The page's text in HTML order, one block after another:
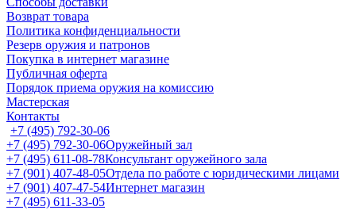
Возврат товара
Политика конфиденциальности
Резерв оружия и патронов
Покупка в интернет магазине
Публичная оферта
Порядок приема оружия на комиссию
Мастерская
Контакты
+7 (495) 792-30-06
+7 (495) 792-30-06Оружейный зал
+7 (495) 611-08-78Консультант оружейного зала
+7 (901) 407-48-05Отдела по работе с юридическими лицами
+7 (901) 407-47-54Интернет магазин
+7 (495) 611-33-05